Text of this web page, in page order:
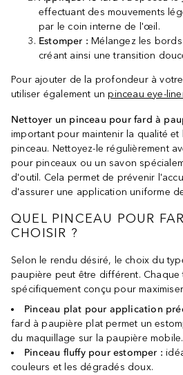
effectuant des mouvements
par le coin interne de l'œil.
Estomper : Mélangez les
créant ainsi une transition
Pour ajouter de la profondeur à
utiliser également unpinceau eye-
Nettoyer un pinceau pour fard à
important pour maintenir la qualité
pinceau. Nettoyez-le régulièrement
pour pinceaux ou un savon
d'outil. Cela permet de prévenir
d'assurer une application uniforme
QUEL PINCEAU POUR
CHOISIR ?
Selon le rendu désiré, le choix du
paupière peut être différent.
spécifiquement conçu pour
Pinceau plat pour application
fard à paupière plat permet un
du maquillage sur la paupière mobile.
Pinceau fluffy pour estomper :
couleurs et les dégradés doux.